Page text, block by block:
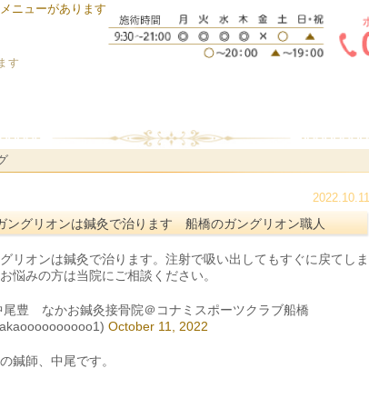
ニューがあります
す
2022.10.11
ングリオンは鍼灸で治ります 船橋のガングリオン職人
リオンは鍼灸で治ります。注射で吸い出してもすぐに戻てしま
悩みの方は当院にご相談ください。
豊 なかお鍼灸接骨院＠コナミスポーツクラブ船橋
October 11, 2022
鍼師、中尾です。